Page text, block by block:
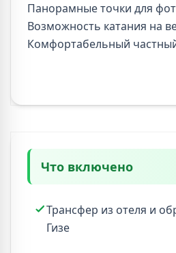
Панорамные точки для
Возможность катания на
Комфортабельный
Что включено
Трансфер из отеля и
Гизе